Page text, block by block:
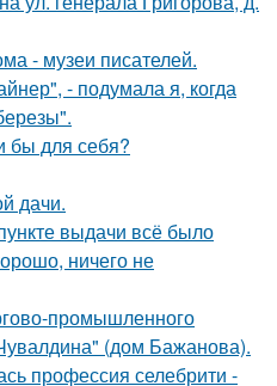
- музеи писателей.
- подумала я, когда
бы для себя?
дачи.
выдачи всё было
ничего не
промышленного
(дом Бажанова).
профессия селебрити -